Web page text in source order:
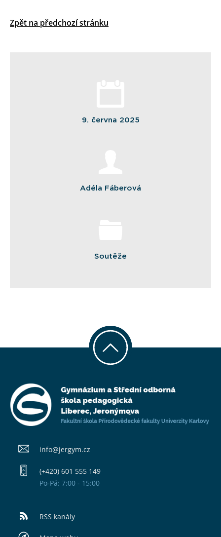
Zpět na předchozí stránku
9. června 2025
Adéla Fáberová
Soutěže
info@​jergym.cz
(+420) 601 555 149
Po-Pá: 7:00 - 15:00
RSS kanály